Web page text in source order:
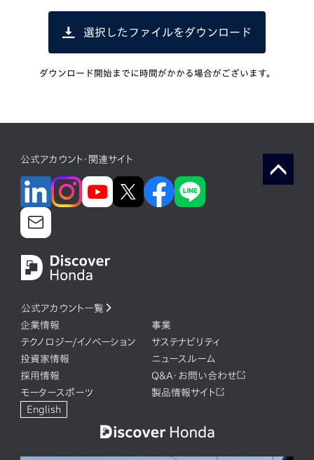
選択したファイルをダウンロード
ダウンロード開始までに時間がかかる場合がございます。
公式アカウント・関連サイト
公式アカウント一覧
企業情報
事業
テクノロジー/イノベーション
サステナビリティ
投資家情報
ニュースルーム
採用情報
Q&A・お問い合わせ
モータースポーツ
製品情報サイト
English